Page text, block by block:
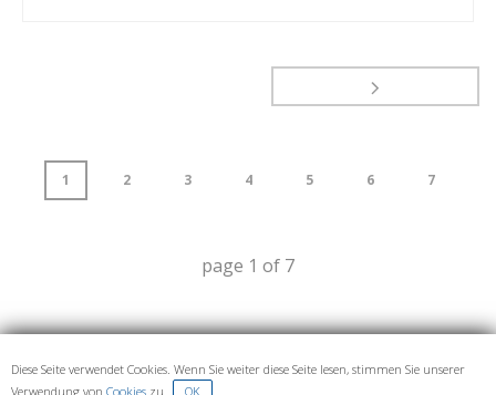
1 2 3 4 5 6 7
page 1 of 7
IMPRESSUM UND DATENSCHUTZ
Diese Seite verwendet Cookies. Wenn Sie weiter diese Seite lesen, stimmen Sie unserer
Verwendung von Cookies zu. OK